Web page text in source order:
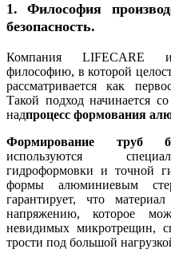
1. Философия
безопасность.
Компания LIFECARE
философию, в которой
рассматривается как
Такой подход начинается
надпроцесс формования
Формирование труб
используются
гидроформовки и точной
формы алюминиевым
гарантирует, что
напряжению, которое
невидимых микротрещин,
трости под большой